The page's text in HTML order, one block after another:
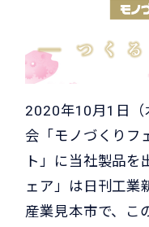
2020年10月1日（
会「モノづくり
ト」に当社製品を
ェア」は日刊工業
産業見本市で、こ